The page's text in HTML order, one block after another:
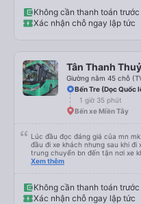
Không cần thanh toán trước
Xác nhận chỗ ngay lập tức
Tân Thanh Thuỷ
Giường nằm 45 chỗ
Bến Tre (Dọc Quốc
1 giờ 35 phút
Bến xe Miền Tây
Lúc đầu đọc đáng giá của mn
đầu đi xe khách nhưng sau khi
trung chuyển bn đến tận nơi xe
ko sốc quá đầu nha nv trên xe
Xem thêm
Không cần thanh toán trước
Xác nhận chỗ ngay lập tức